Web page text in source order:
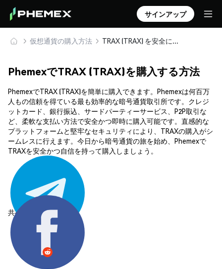
サインアップ
仮想通貨の購入方法 TRAX (TRAX) を安全に購入・保管
PhemexでTRAX (TRAX)を購入する方法
PhemexでTRAX (TRAX)を簡単に購入できます。Phemexは何百万
人もの信頼を得ている最も効率的な暗号通貨取引所です。クレジ
ットカード、銀行振込、サードパーティーサービス、P2P取引な
ど、柔軟な支払い方法で安全かつ即時に購入可能です。直感的な
プラットフォームと堅牢なセキュリティにより、TRAXの購入がシ
ームレスに行えます。今日から暗号通貨の旅を始め、Phemexで
TRAXを安全かつ自信を持って購入しましょう。
共有する: